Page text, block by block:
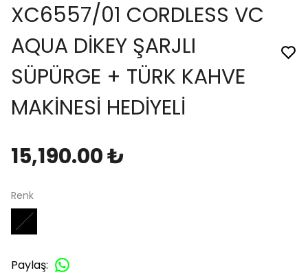
XC6557/01 CORDLESS VC
AQUA DİKEY ŞARJLI
SÜPÜRGE + TÜRK KAHVE
MAKİNESİ HEDİYELİ
15,190.00 ₺
Renk
Paylaş: